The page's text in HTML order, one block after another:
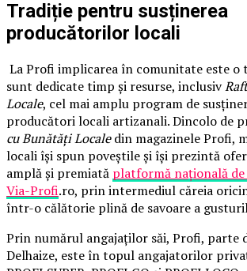
Tradiție pentru susținerea
producătorilor locali
La Profi implicarea în comunitate este o
sunt dedicate timp și resurse, inclusiv
Locale, cel mai amplu program de
producători locali artizanali. Dincolo de
cu Bunătăți Localedin magazinele Profi,
locali își spun poveștile și își prezintă
amplă și premiată platformă națională
Via-Profi.ro, prin intermediul căreia
într-o călătorie plină de savoare a
Prin numărul angajaților săi, Profi, parte
Delhaize, este în topul angajatorilor